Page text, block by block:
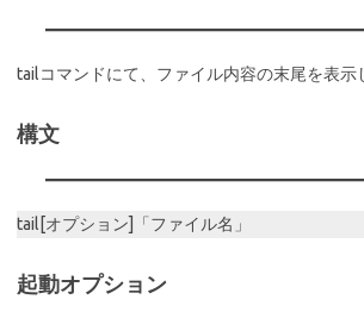
tailコマンドにて、ファイル内容の末尾を表示
構文
tail[オプション]「ファイル名」
起動オプション